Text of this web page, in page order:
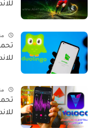
منذ